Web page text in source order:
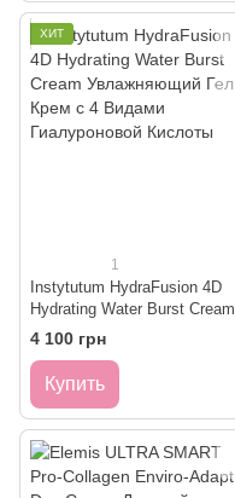
ХИТ
1
Instytutum HydraFusion 4D
Hydrating Water Burst Cream
Увлажняющий Гель-Крем с 4
Видами Гиалуроновой
Кислоты
4 100 грн
Купить